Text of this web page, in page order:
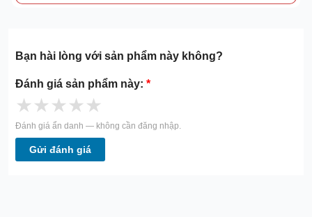
Bạn hài lòng với sản phẩm này không?
Đánh giá sản phẩm này:*
★★★★★
Đánh giá ẩn danh — không cần đăng nhập.
Gửi đánh giá